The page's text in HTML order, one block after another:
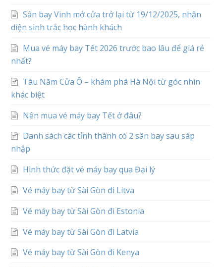
Sân bay Vinh mở cửa trở lại từ 19/12/2025, nhận
diện sinh trắc học hành khách
Mua vé máy bay Tết 2026 trước bao lâu để giá rẻ
nhất?
Tàu Năm Cửa Ô – khám phá Hà Nội từ góc nhìn
khác biệt
Nên mua vé máy bay Tết ở đâu?
Danh sách các tỉnh thành có 2 sân bay sau sáp
nhập
Hình thức đặt vé máy bay qua Đại lý
Vé máy bay từ Sài Gòn đi Litva
Vé máy bay từ Sài Gòn đi Estonia
Vé máy bay từ Sài Gòn đi Latvia
Vé máy bay từ Sài Gòn đi Kenya